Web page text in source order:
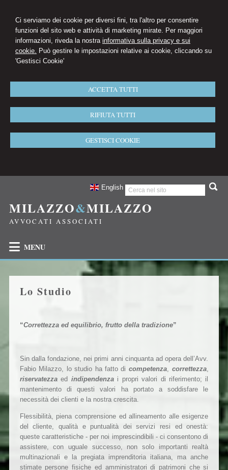
Ci serviamo dei cookie per diversi fini, tra l'altro per consentire
funzioni del sito web e attività di marketing mirate. Per maggiori
informazioni, riveda la nostra informativa sulla privacy e sui
cookie. Può gestire le impostazioni relative ai cookie, cliccando su
'Gestisci Cookie'
ACCETTA TUTTI
RIFIUTA TUTTI
GESTISCI COOKIE
English
MILAZZO&MILAZZO
AVVOCATI ASSOCIATI
MENU
Lo Studio
“Correttezza ed equilibrio, frutto della tradizione”
Sin dalla fondazione, nei primi anni cinquanta ad opera dell’Avv.
Fabio Milazzo, lo studio ha fatto di competenza, correttezza,
riservatezzaed indipendenzai propri valori di riferimento; il
mantenimento di questi valori ha portato a soddisfare le
necessità dei clienti e la nostra crescita.
Flessibilità, piena comprensione ed allineamento alle esigenze
del cliente, qualità e puntualità dei servizi resi ed onestà:
queste caratteristiche - per noi imprescindibili - ci consentono di
assistere, con uguale successo, non solo importanti realtà
multinazionali e la pregiata imprenditoria italiana, ma anche
stimate persone fisiche ed amministratori di patrimoni che si